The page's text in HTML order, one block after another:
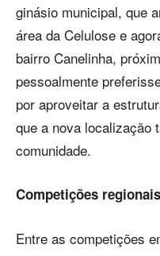
ginásio municipal, que
área da Celulose e
bairro Canelinha,
pessoalmente
por aproveitar a
que a nova localização
comunidade.
Competições
Entre as competições